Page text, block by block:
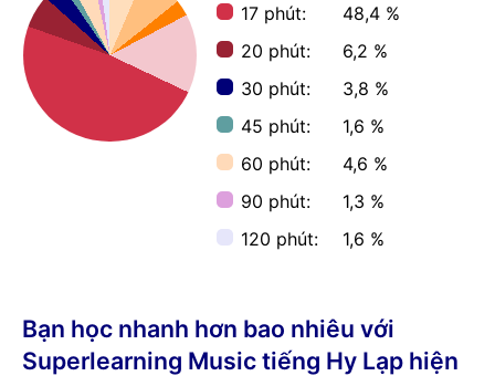
17 phút:
48,4 %
20 phút:
6,2 %
30 phút:
3,8 %
45 phút:
1,6 %
60 phút:
4,6 %
90 phút:
1,3 %
120 phút:
1,6 %
Bạn học nhanh hơn bao nhiêu với
Superlearning Music tiếng Hy Lạp hiện